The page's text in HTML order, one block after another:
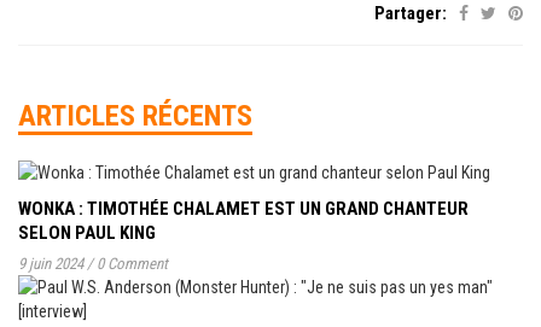
Partager:
ARTICLES RÉCENTS
WONKA : TIMOTHÉE CHALAMET EST UN GRAND CHANTEUR
SELON PAUL KING
9 juin 2024 / 0 Comment